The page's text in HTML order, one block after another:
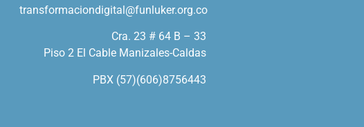
transformaciondigital@funluker.org.co
Cra. 23 # 64 B – 33
Piso 2 El Cable Manizales-Caldas
PBX (57)(606)8756443